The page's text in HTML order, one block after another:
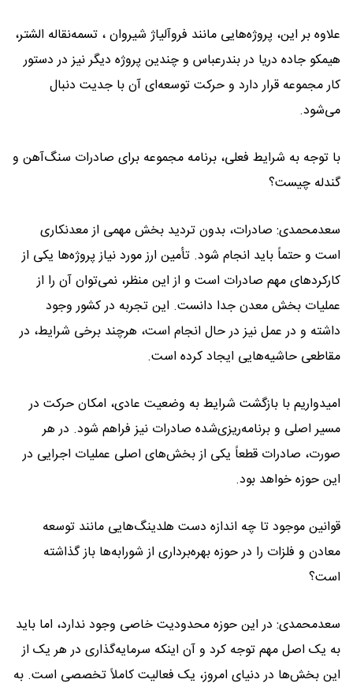
علاوه بر این، پروژه‌هایی مانند فروآلیاژ شیروان ، تسمه‌نقاله الشتر،
هیمکو جاده دریا در بندرعباس و چندین پروژه دیگر نیز در دستور
کار مجموعه قرار دارد و حرکت توسعه‌ای آن با جدیت دنبال
می‌شود.
با توجه به شرایط فعلی، برنامه مجموعه برای صادرات سنگ‌آهن و
گندله چیست؟
سعدمحمدی: صادرات، بدون تردید بخش مهمی از معدنکاری
است و حتماً باید انجام شود. تأمین ارز مورد نیاز پروژه‌ها یکی از
کارکردهای مهم صادرات است و از این منظر، نمی‌توان آن را از
عملیات بخش معدن جدا دانست. این تجربه در کشور وجود
داشته و در عمل نیز در حال انجام است، هرچند برخی شرایط، در
مقاطعی حاشیه‌هایی ایجاد کرده است.
امیدواریم با بازگشت شرایط به وضعیت عادی، امکان حرکت در
مسیر اصلی و برنامه‌ریزی‌شده صادرات نیز فراهم شود. در هر
صورت، صادرات قطعاً یکی از بخش‌های اصلی عملیات اجرایی در
این حوزه خواهد بود.
قوانین موجود تا چه اندازه دست هلدینگ‌هایی مانند توسعه
معادن و فلزات را در حوزه بهره‌برداری از شورابه‌ها باز گذاشته
است؟
سعدمحمدی: در این حوزه محدودیت خاصی وجود ندارد، اما باید
به یک اصل مهم توجه کرد و آن اینکه سرمایه‌گذاری در هر یک از
این بخش‌ها در دنیای امروز، یک فعالیت کاملاً تخصصی است. به